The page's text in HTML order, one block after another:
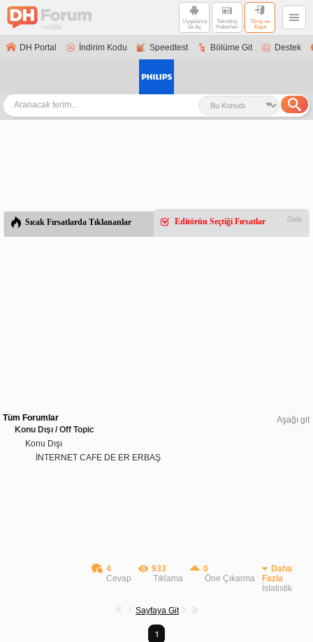
Uygulama
ile Aç
Teknoloji
Haberleri
Giriş ve
Kayıt
DH Portal İndirim Kodu Speedtest Bölüme Git Destek
Sıcak Fırsatlarda Tıklananlar Editörün Seçtiği Fırsatlar Gizle
Aşağı git
Tüm Forumlar
Konu Dışı / Off Topic
Konu Dışı
İNTERNET CAFE DE ER ERBAŞ
4
Cevap
933
Tıklama
0
Öne Çıkarma
Daha
Fazla
İstatistik
Sayfaya Git
1